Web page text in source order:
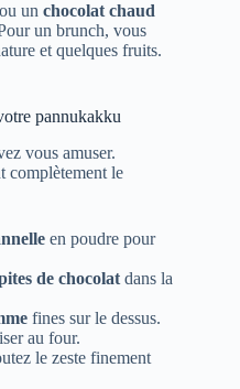
ou un chocolat chaud
un brunch, vous
et quelques fruits.
pannukakku
vous amuser.
complètement le
en poudre pour
de chocolat dans la
fines sur le dessus.
au four.
le zeste finement